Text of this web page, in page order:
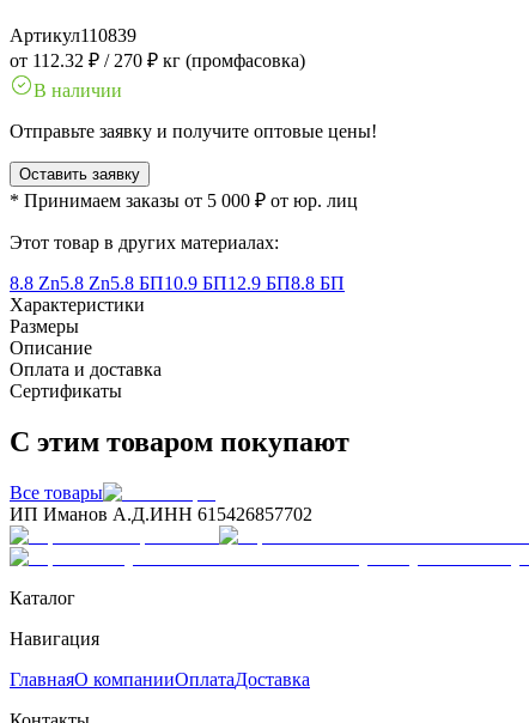
Артикул110839
от 112.32 ₽ / 270 ₽ кг (промфасовка)
В наличии
Отправьте заявку и получите оптовые цены!
Оставить заявку
* Принимаем заказы от 5 000 ₽ от юр. лиц
Этот товар в других материалах:
8.8 Zn5.8 Zn5.8 БП10.9 БП12.9 БП8.8 БП
Характеристики
Размеры
Описание
Оплата и доставка
Сертификаты
С этим товаром покупают
Все товары
ИП Иманов А.Д.ИНН 615426857702
Каталог
Навигация
ГлавнаяО компанииОплатаДоставка